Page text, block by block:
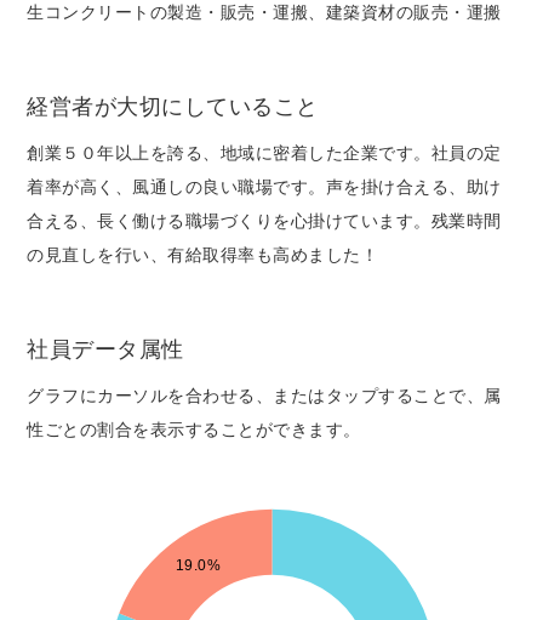
生コンクリートの製造・販売・運搬、建築資材の販売・運搬
経営者が大切にしていること
創業５０年以上を誇る、地域に密着した企業です。社員の定
着率が高く、風通しの良い職場です。声を掛け合える、助け
合える、長く働ける職場づくりを心掛けています。残業時間
の見直しを行い、有給取得率も高めました！
社員データ属性
グラフにカーソルを合わせる、またはタップすることで、属
性ごとの割合を表示することができます。
19.0%